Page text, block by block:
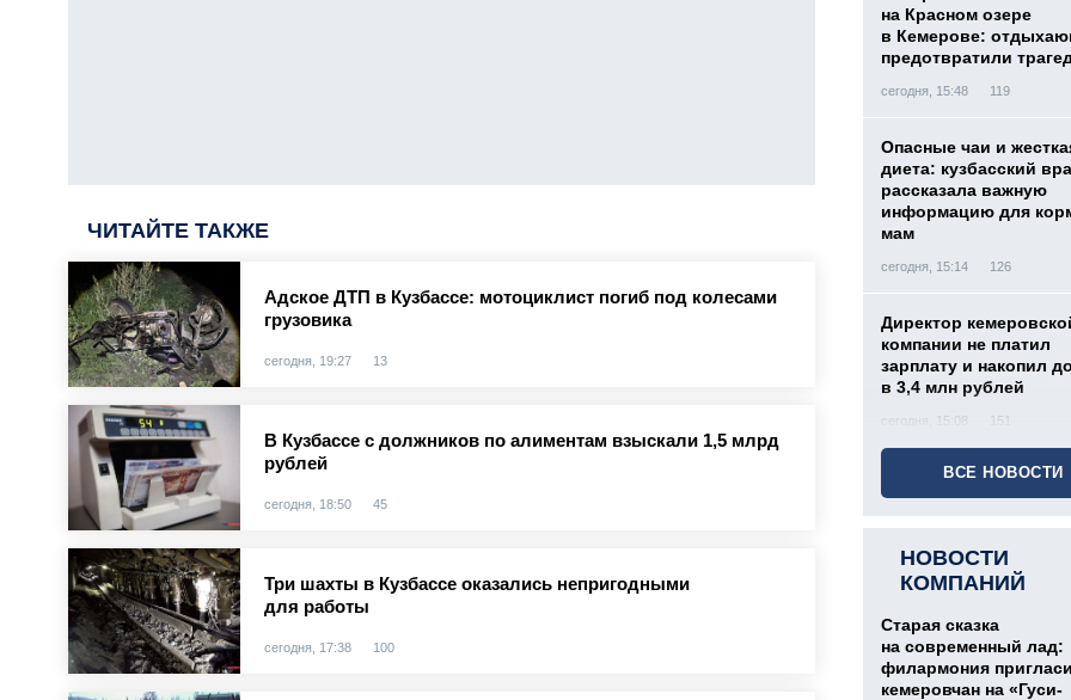
ЧИТАЙТЕ ТАКЖЕ
Адское ДТП в Кузбассе: мотоциклист погиб под колесами
грузовика
сегодня, 19:27 13
В Кузбассе с должников по алиментам взыскали 1,5 млрд
рублей
сегодня, 18:50 45
Три шахты в Кузбассе оказались непригодными
для работы
сегодня, 17:38 100
на Красном озере
в Кемерове:
предотвратили
сегодня, 15:48 119
Опасные чаи и
диета: кузбасский
рассказала важную
информацию для
мам
сегодня, 15:14 126
Директор
компании не платил
зарплату и накопил
в 3,4 млн рублей
сегодня, 15:08 151
ВСЕ НОВОСТИ
НОВОСТИ
КОМПАНИЙ
Старая сказка
на современный лад:
филармония
кемеровчан на «Гуси-